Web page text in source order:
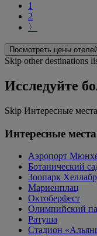
1
2
〉
Посмотреть цены
Skip other destinations
Исследуйте
Skip Интересные
Интересные места
Аэропорт
Ботанический
Зоопарк
Мариенплац
Октоберфест
Олимпийский
Ратуша
Стадион